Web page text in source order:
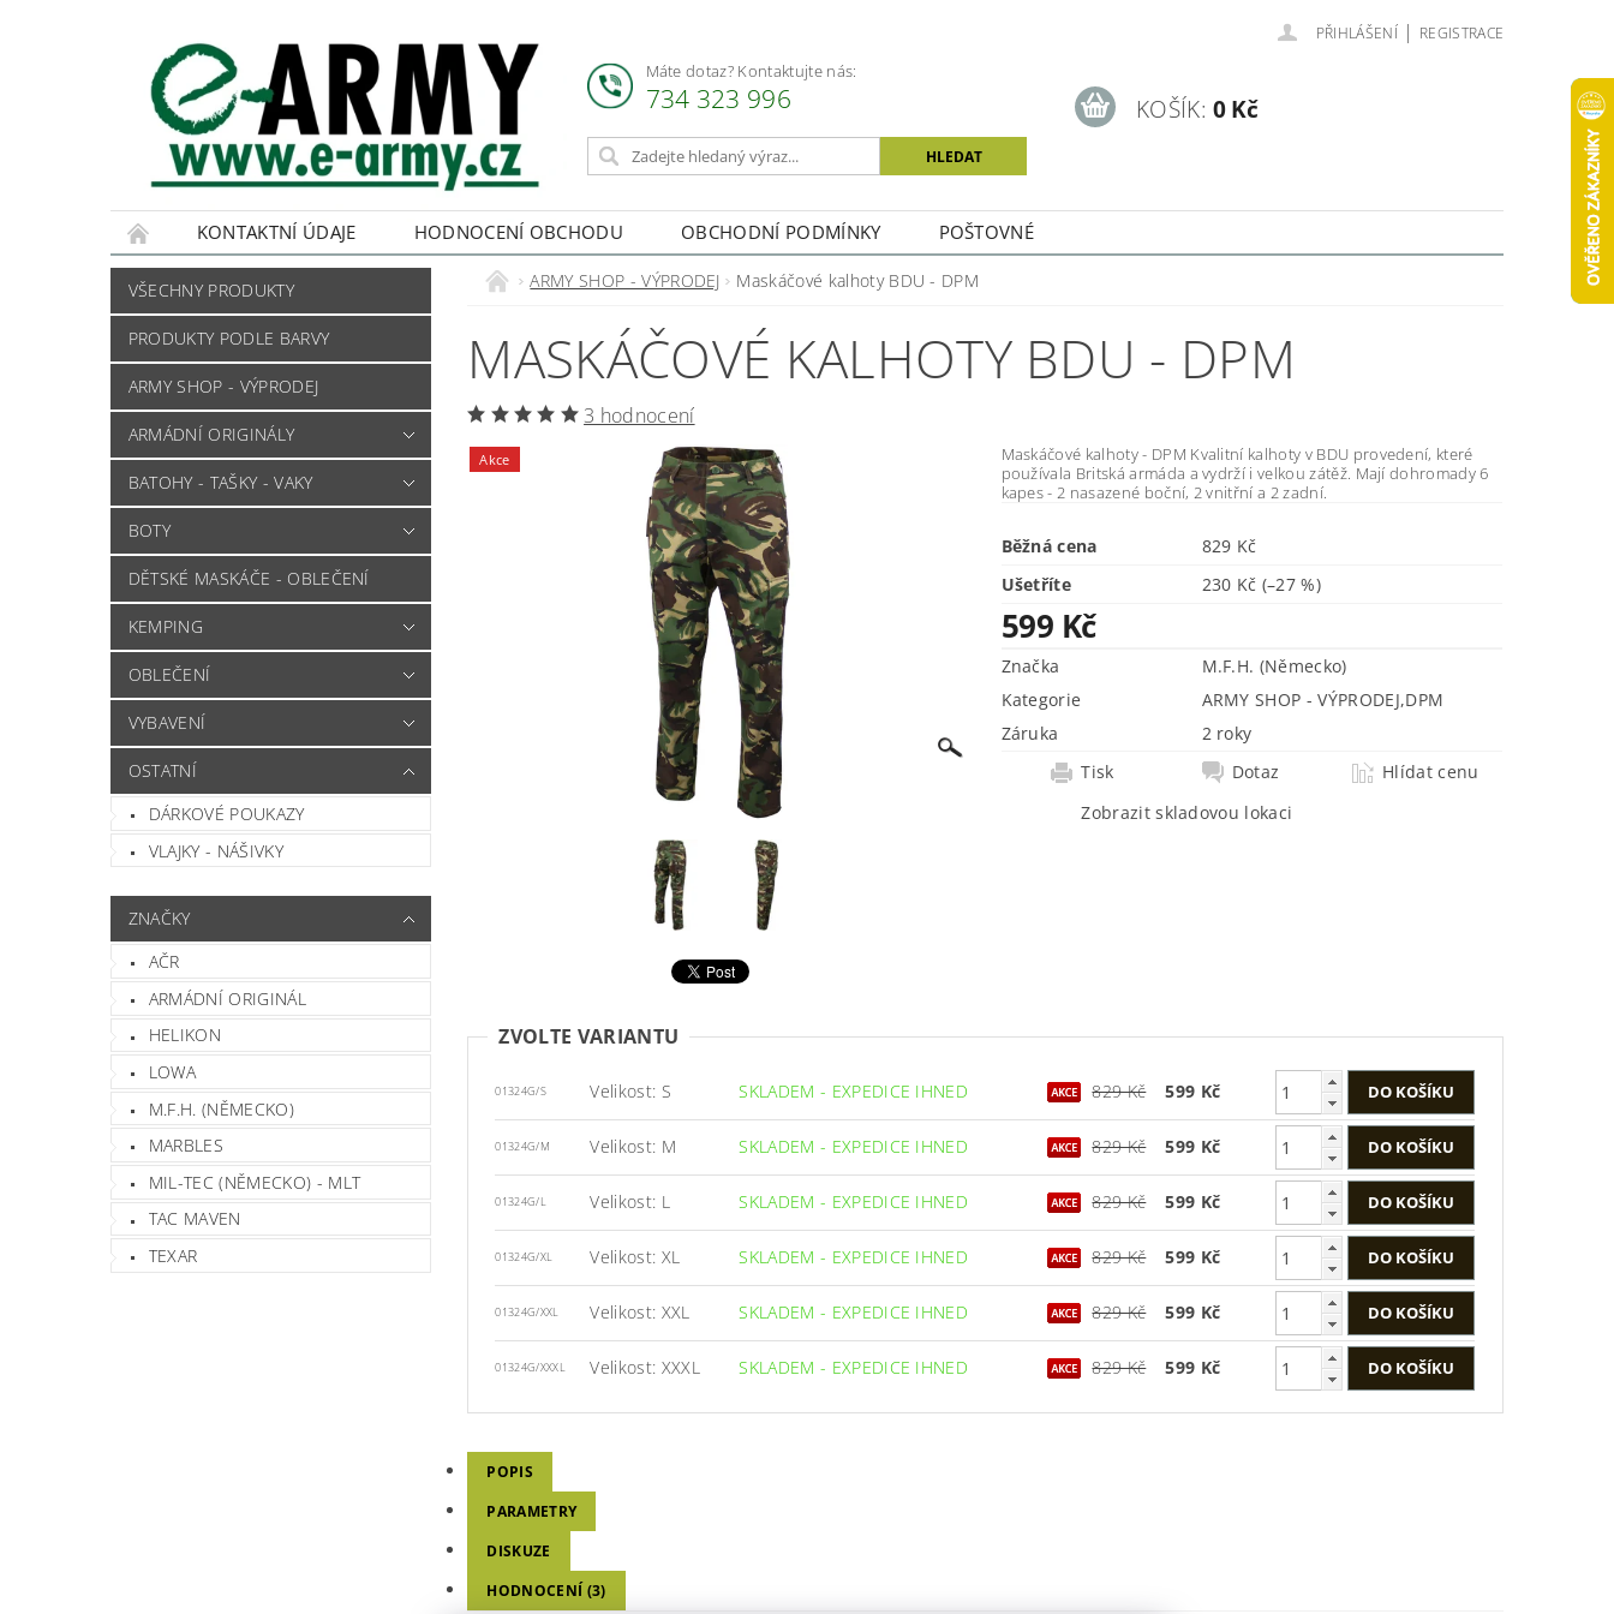
Máte dotaz? Kontaktujte nás:
734 323 996
PŘIHLÁŠENÍ | REGISTRACE
KOŠÍK: 0 Kč
KONTAKTNÍ ÚDAJE HODNOCENÍ OBCHODU OBCHODNÍ PODMÍNKY POŠTOVNÉ
VŠECHNY PRODUKTY
PRODUKTY PODLE BARVY
ARMY SHOP - VÝPRODEJ
ARMÁDNÍ ORIGINÁLY
BATOHY - TAŠKY - VAKY
BOTY
DĚTSKÉ MASKÁČE - OBLEČENÍ
KEMPING
OBLEČENÍ
VYBAVENÍ
OSTATNÍ
DÁRKOVÉ POUKAZY
VLAJKY - NÁŠIVKY
ZNAČKY
AČR
ARMÁDNÍ ORIGINÁL
HELIKON
LOWA
M.F.H. (NĚMECKO)
MARBLES
MIL-TEC (NĚMECKO) - MLT
TAC MAVEN
TEXAR
ARMY SHOP - VÝPRODEJ Maskáčové kalhoty BDU - DPM
MASKÁČOVÉ KALHOTY BDU - DPM
3 hodnocení
Akce
Maskáčové kalhoty - DPM Kvalitní kalhoty v BDU provedení, které
používala Britská armáda a vydrží i velkou zátěž. Mají dohromady 6
kapes - 2 nasazené boční, 2 vnitřní a 2 zadní.
Běžná cena
829 Kč
Ušetříte
230 Kč (–27 %)
599 Kč
Značka
M.F.H. (Německo)
Kategorie
ARMY SHOP - VÝPRODEJ,DPM
Záruka
2 roky
Tisk
Dotaz
Hlídat cenu
Zobrazit skladovou lokaci
ZVOLTE VARIANTU
01324G/S Velikost: S SKLADEM - EXPEDICE IHNED 829 Kč 599 Kč
01324G/M Velikost: M SKLADEM - EXPEDICE IHNED 829 Kč 599 Kč
01324G/L Velikost: L SKLADEM - EXPEDICE IHNED 829 Kč 599 Kč
01324G/XL Velikost: XL SKLADEM - EXPEDICE IHNED 829 Kč 599 Kč
01324G/XXL Velikost: XXL SKLADEM - EXPEDICE IHNED 829 Kč 599 Kč
01324G/XXXL Velikost: XXXL SKLADEM - EXPEDICE IHNED 829 Kč 599 Kč
POPIS
PARAMETRY
DISKUZE
HODNOCENÍ (3)